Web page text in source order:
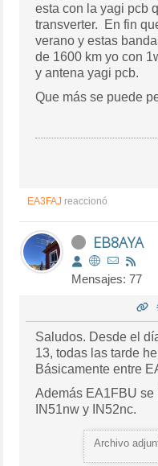
esta con la yagi pcb
transverter. En fin
verano y estas
de 1600 km yo con
y antena yagi pcb.
Que más se puede
EA3FAJ reaccionó
EB8AYA
Mensajes: 77
Saludos. Desde el
13, todas las tarde
Básicamente entre
Además EA1FBU
IN51nw y IN52nc.
Archivo